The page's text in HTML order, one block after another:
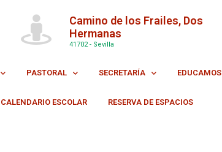
Camino de los Frailes, Dos
Hermanas
41702 - Sevilla
PASTORAL SECRETARÍA EDUCAMOS
CALENDARIO ESCOLAR RESERVA DE ESPACIOS